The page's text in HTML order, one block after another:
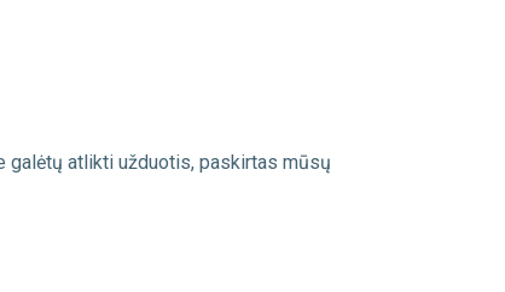
galėtų atlikti užduotis, paskirtas mūsų